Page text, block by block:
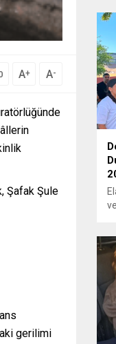
A+ A-
Şafak Şule
gerilimi